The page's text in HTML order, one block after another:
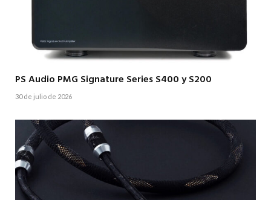
PS Audio PMG Signature Series S400 y S200
30 de julio de 2026